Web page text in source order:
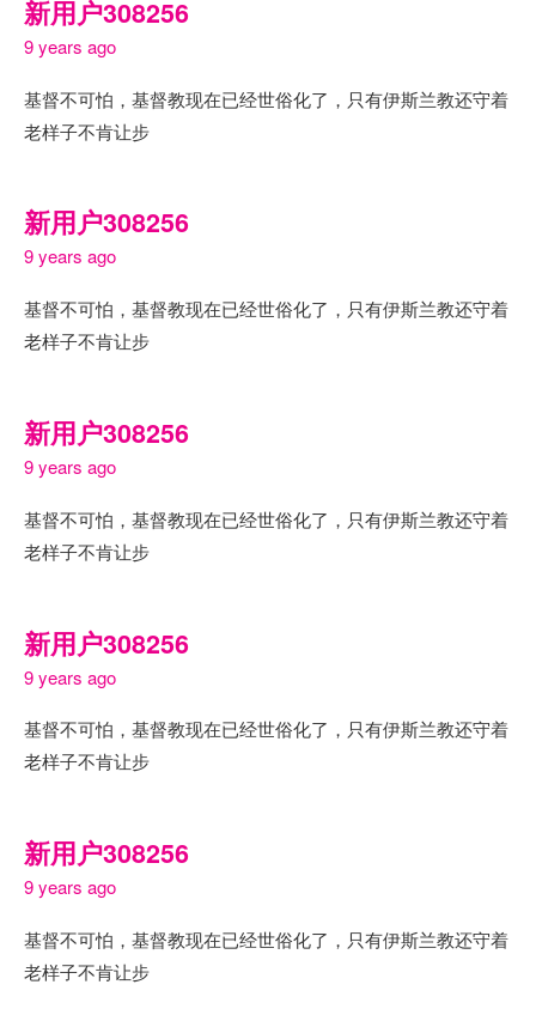
新用户308256
9 years ago
基督不可怕，基督教现在已经世俗化了，只有伊斯兰教还守着
老样子不肯让步
新用户308256
9 years ago
基督不可怕，基督教现在已经世俗化了，只有伊斯兰教还守着
老样子不肯让步
新用户308256
9 years ago
基督不可怕，基督教现在已经世俗化了，只有伊斯兰教还守着
老样子不肯让步
新用户308256
9 years ago
基督不可怕，基督教现在已经世俗化了，只有伊斯兰教还守着
老样子不肯让步
新用户308256
9 years ago
基督不可怕，基督教现在已经世俗化了，只有伊斯兰教还守着
老样子不肯让步